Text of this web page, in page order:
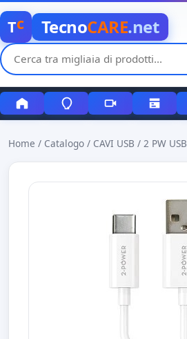
Tc TecnoCARE.net
Home / Catalogo / CAVI USB / 2 PW